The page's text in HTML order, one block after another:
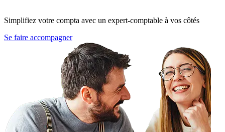
Simplifiez votre compta avec un expert-comptable à vos côtés
Se faire accompagner